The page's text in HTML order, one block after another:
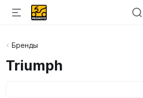
Бренды
Triumph